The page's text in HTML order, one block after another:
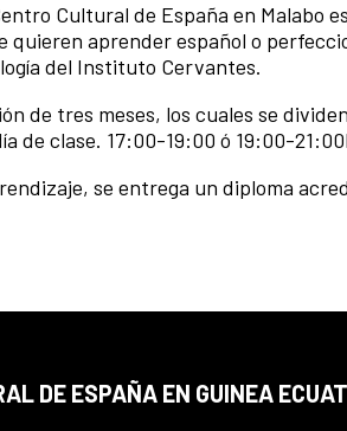
Cultural de España en Malabo
quieren aprender español o
del Instituto Cervantes.
de tres meses, los cuales se
de clase. 17:00-19:00 ó 19:00-
se entrega un diploma
DE ESPAÑA EN GUINEA